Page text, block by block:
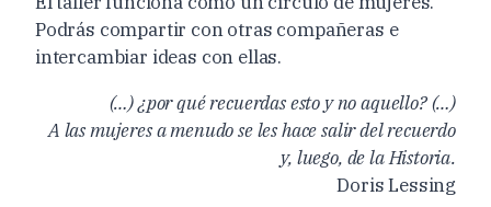
Podrás compartir con otras compañeras e
intercambiar ideas con ellas.
(…) ¿por qué recuerdas esto y no aquello? (…)
A las mujeres a menudo se les hace salir del recuerdo
y, luego, de la Historia.
Doris Lessing